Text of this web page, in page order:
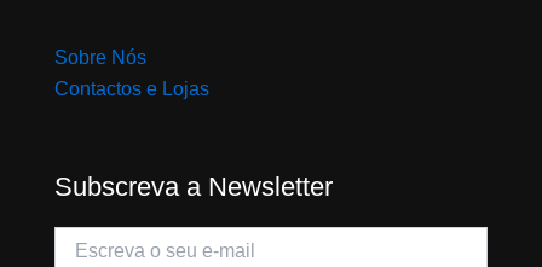
Sobre Nós
Contactos e Lojas
Subscreva a Newsletter